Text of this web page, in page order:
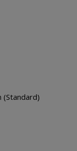
(Standard)